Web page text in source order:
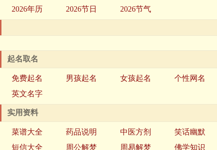
2026年历
2026节日 2026节气
起名取名
免费起名 男孩起名 女孩起名
个性网名
英文名字
实用资料
菜谱大全 药品说明 中医方剂
笑话幽默
短信大全
周公解梦 周易解梦 佛学知识